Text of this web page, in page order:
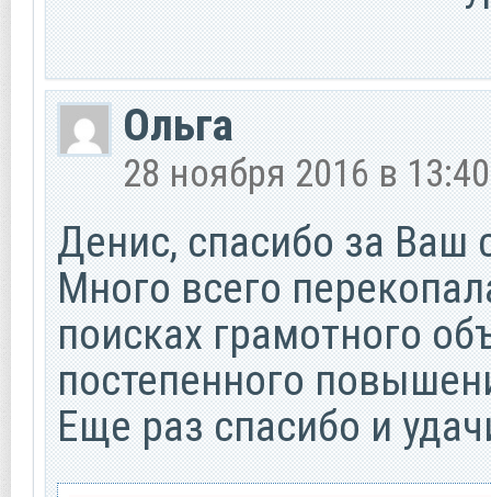
Ольга
28 ноября 2016 в 13:40
Денис, спасибо за Ваш
Много всего
поисках грамотного
постепенного
Еще раз спасибо и